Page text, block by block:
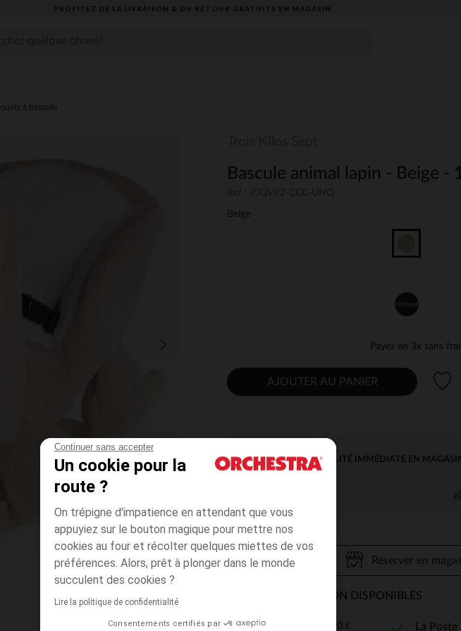
Continuer sans accepter
Un cookie pour la
route ?
On trépigne d'impatience en attendant que vous
appuyiez sur le bouton magique pour mettre nos
cookies au four et récolter quelques miettes de vos
préférences. Alors, prêt à plonger dans le monde
succulent des cookies ?
Lire la politique de confidentialité
Consentements certifiés par
PROFITEZ DE LA LIVRAISON & DU RETOUR GRATUITS EN MAGASIN​
Jouets à bascule
Bascule animal lapin - Beige -
Beige
Unique
Payez en 3x sans
AJOUTER AU PANIER
DISPONIBILITÉ IMMÉDIATE EN
Réserver en
MODES DE LIVRAISON DISPONIBLES
Point Relais 4,90 € La Poste